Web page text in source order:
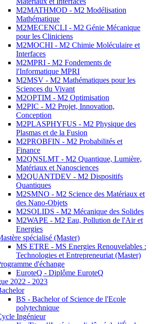
M2MATHMOD - M2 Modélisation
Mathématique
M2MECENCLI - M2 Génie Mécanique
pour les Cliniciens
M2MOCHI - M2 Chimie Moléculaire et
Interfaces
M2MPRI - M2 Fondements de
l'Informatique MPRI
M2MSV - M2 Mathématiques pour les
Sciences du Vivant
M2OPTIM - M2 Optimisation
M2PIC - M2 Projet, Innovation,
Conception
M2PLASPHYFUS - M2 Physique des
Plasmas et de la Fusion
M2PROBFIN - M2 Probabilités et
Finance
M2QNSLMT - M2 Quantique, Lumière,
Matériaux et Nanosciences
M2QUANTDEV - M2 Dispositifs
Quantiques
M2SMNO - M2 Science des Matériaux et
des Nano-Objets
M2SOLIDS - M2 Mécanique des Solides
M2WAPE - M2 Eau, Pollution de l'Air et
Energies
spécialisé (Master)
MS ETRE - MS Energies Renouvelables :
Technologies et Entrepreneuriat (Master)
d'échange
EuroteQ - Diplôme EuroteQ
2022 - 2023
BS - Bachelor of Science de l'Ecole
polytechnique
Ingénieur